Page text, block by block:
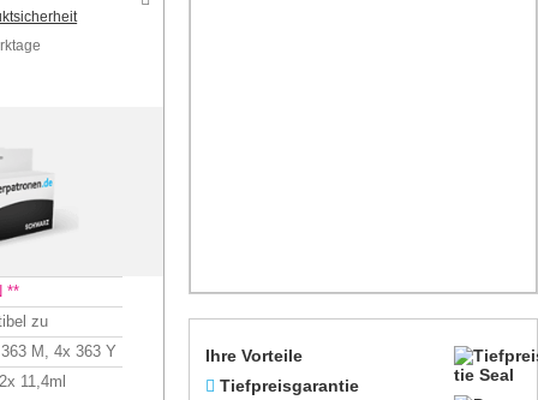
**
zu
M, 4x 363 Y
11,4ml
Ihre Vorteile
Tiefpreisgarantie